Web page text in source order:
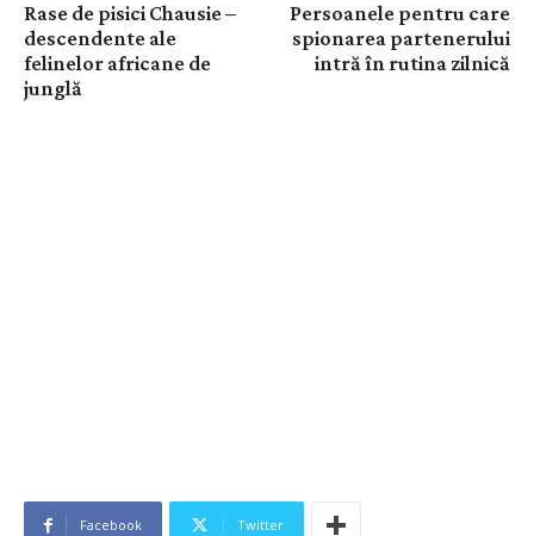
Rase de pisici Chausie –
descendente ale
felinelor africane de
junglă
Persoanele pentru care
spionarea partenerului
intră în rutina zilnică
Facebook Twitter